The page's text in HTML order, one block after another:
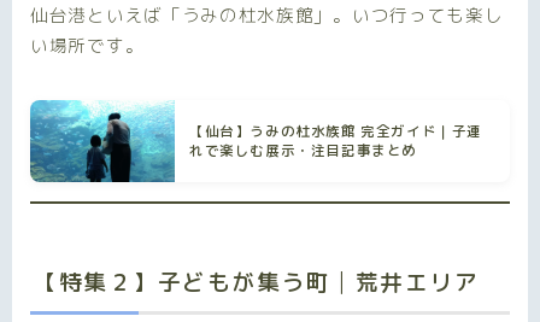
仙台港といえば「うみの杜水族館」。いつ行っても楽し
い場所です。
【仙台】うみの杜水族館 完全ガイド｜子連
れで楽しむ展示・注目記事まとめ
【特集２】子どもが集う町│荒井エリア